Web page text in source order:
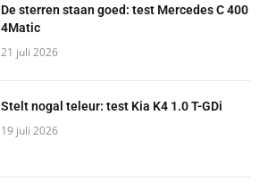
De sterren staan goed: test Mercedes C 400
4Matic
21 juli 2026
Stelt nogal teleur: test Kia K4 1.0 T-GDi
19 juli 2026